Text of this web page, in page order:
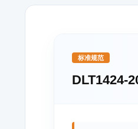
标准规范
DLT1424-